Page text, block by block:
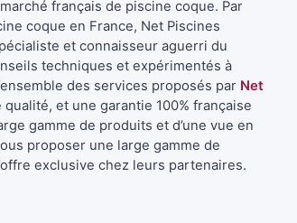
français de piscine coque. Par
coque en France, Net Piscines
et connaisseur aguerri du
techniques et expérimentés à
des services proposés par Net
qualité, et une garantie 100% française
gamme de produits et d’une vue en
proposer une large gamme de
exclusive chez leurs partenaires.